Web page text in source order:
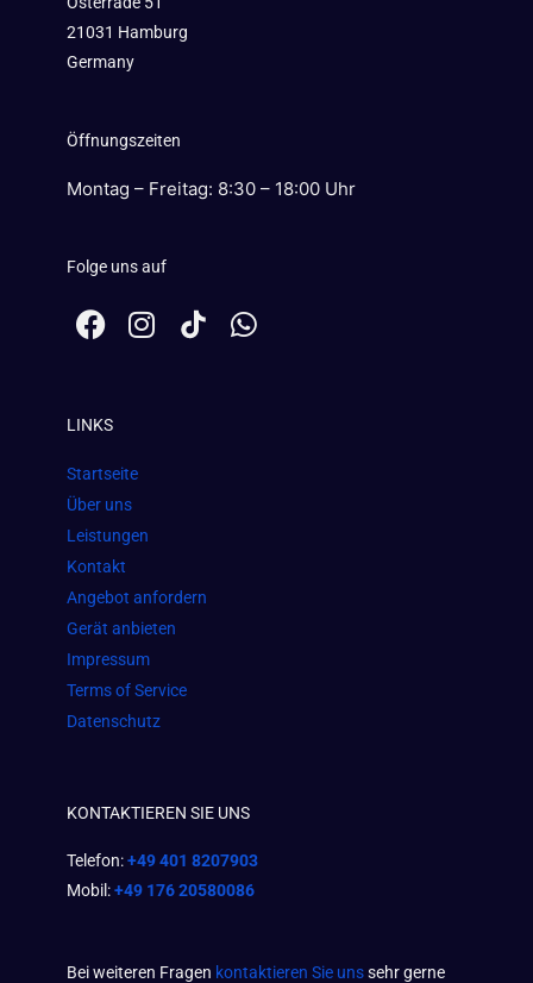
21031 Hamburg
Germany
Öffnungszeiten
Montag – Freitag: 8:30 – 18:00 Uhr
Folge uns auf
F
a
b
o
o
k
I
n
m
W
h
LINKS
Startseite
Über uns
Leistungen
Kontakt
Angebot anfordern
Gerät anbieten
Impressum
Terms of Service
Datenschutz
KONTAKTIEREN SIE UNS
Telefon:+49 401 8207903
Mobil:+49 176 20580086
Bei weiteren Fragen kontaktieren Sie unssehr gerne